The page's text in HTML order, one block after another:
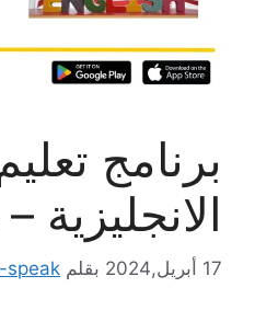
برنامج
الانجليزية
17 أبريل,2024 بقلم speak